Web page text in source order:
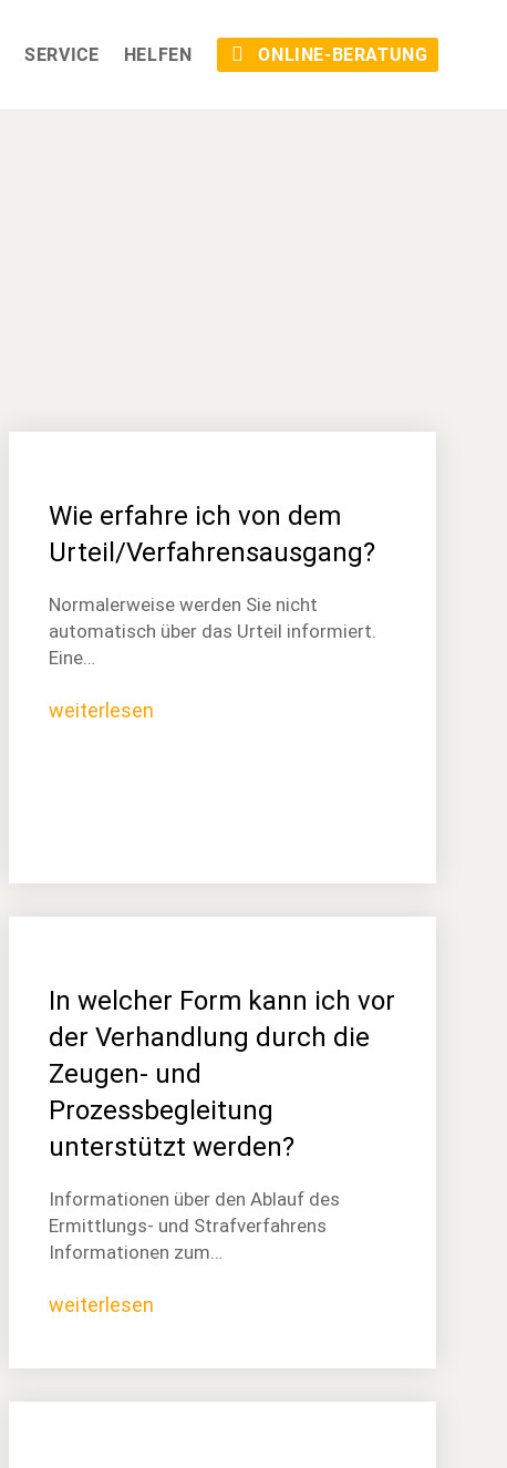
SERVICE HELFEN ONLINE-BERATUNG
Wie erfahre ich von dem
Urteil/Verfahrensausgang?
Normalerweise werden Sie nicht
automatisch über das Urteil informiert.
Eine…
weiterlesen
In welcher Form kann ich vor
der Verhandlung durch die
Zeugen- und
Prozessbegleitung
unterstützt werden?
Informationen über den Ablauf des
Ermittlungs- und Strafverfahrens
Informationen zum…
weiterlesen